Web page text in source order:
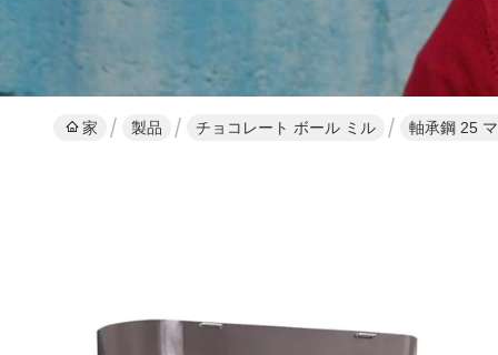
家 製品 チョコレート ボール ミル 軸承鋼 25